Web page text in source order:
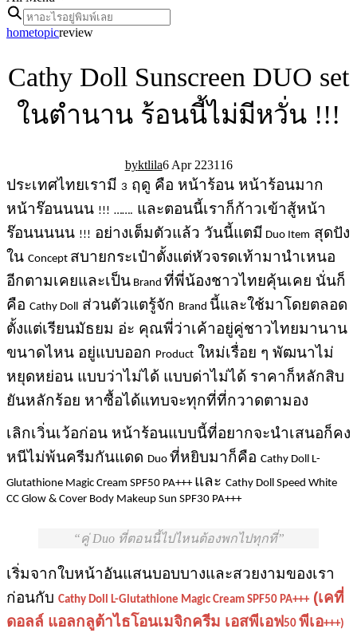
hometopicreview
Cathy Doll Sunscreen DUO set
ในตำนาน ร้อนนี้ไม่มีหวั่น !!!
ktlila6 Apr 223116
ประเทศไทยเรามี 3 ฤดู คือ หน้าร้อน หน้าร้อนมาก
หน้าร๊อนนนน !!! ……. และตอนนี้เราก็ก้าวเข้าสู้หน้า
ร๊อนนนนน !!! อย่างเต็มตัวแล้ว วันนี้แตมี Duo Item สุดปัง
ใน Concept สบายกระเป๋าตั้งแต่หัวจรดเท้ามานำเหนอ
อีกตามเคยและเป็น Brand ที่พี่น้องชาวไทยคุ้นเคย นั่นก็
คือ Cathy Doll ส่วนตัวแตรู้จัก Brand นี้และใช้มาโดยตลอด
ตั้งแต่เรียนมัธยม อ่ะ คุณพี่ว่าเค้าอยู่คู่ชาวไทยมานาน
ขนาดไหน อยู่แบบออก Product ใหม่เรื่อย ๆ พัฒนาไม่
หยุดหย่อน แบบว่าไม่ได้ แบบด่าไม่ได้ ราคาก็หลักสิบ
ยันหลักร้อย หาซื้อได้แทบจะทุกที่ที่กวาดตามอง
เลิกเวิ่นเว้อก่อน หน้าร้อนแบบนี้ที่อยากจะนำเสนอก็คง
หนีไม่พ้นครีมกันแดด Duo ที่หยิบมาก็คือ Cathy Doll L-
Glutathione Magic Cream SPF50 PA+++ และ Cathy Doll Speed White
CC Glow & Cover Body Makeup Sun SPF30 PA+++
คู่ Duo ที่ตอนนี้ไปไหนต้องพกไปทุกที่
เริ่มจากใบหน้าอันแสนบอบบางและสวยงามของเรา
ก่อนกับ Cathy Doll L-Glutathione Magic Cream SPF50 PA+++(เคที่
ดอลล์ แอลกลูต้าไธโอนเมจิกครีม เอสพีเอฟ50 พีเอ+++)